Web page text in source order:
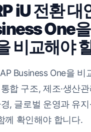
iU 전환 대
One
비교해야
Business One을 비
합 구조, 제조·생산
, 글로벌 운영과 유지
께 확인해야 합니다.